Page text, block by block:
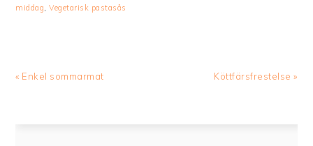
middag ,Vegetarisk pastasås
Previous
« Enkel sommarmat
Next
Köttfärsfrestelse »